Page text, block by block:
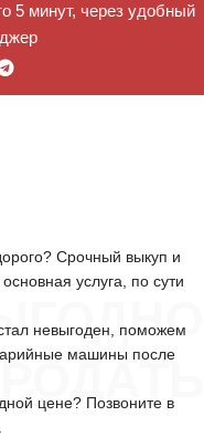
5 минут, через удобный
Срочный выкуп и
услуга, по сути
невыгоден, поможем
машины после
цене? Позвоните в